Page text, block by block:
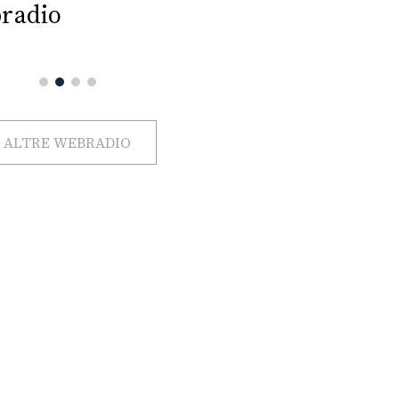
ALTRE WEBRADIO